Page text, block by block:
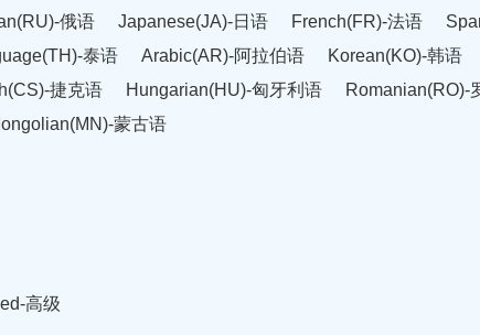
俄语 Japanese(JA)-日语 French(FR)-法语
泰语 Arabic(AR)-阿拉伯语 Korean(KO)-韩语
捷克语 Hungarian(HU)-匈牙利语
Romanian(RO)-
蒙古语
高级